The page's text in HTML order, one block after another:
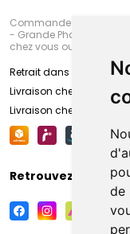
de
Commandez en ligne et
- Grande Pharmacie
chez vous ou en point
Retrait dans la
Livraison chez vous
Livraison chez votre
Retrouvez-nous